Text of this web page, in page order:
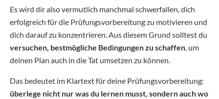
Es wird dir also vermutlich manchmal schwerfallen, dich
erfolgreich für die Prüfungsvorbereitung zu motivieren und
dich darauf zu konzentrieren. Aus diesem Grund solltest du
versuchen, bestmögliche Bedingungen zu schaffen, um
deinen Plan auch in die Tat umsetzen zu können.
Das bedeutet im Klartext für deine Prüfungsvorbereitung:
überlege nicht nur was du lernen musst, sondern auch wo